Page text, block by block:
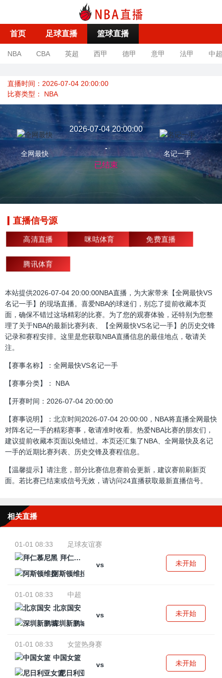
首页 足球直播 篮球直播
NBA CBA 英超 西甲 德甲 意甲 法甲 中超
直播时间：2026-07-04 20:00:00
比赛类型： NBA
全网最快
2026-07-04 20:00:00
-
已结束
名记一手
直播信号源
高清直播 咪咕体育 免费直播
腾讯体育
本站提供2026-07-04 20:00:00NBA直播，为大家带来【全网最快VS
名记一手】的现场直播。喜爱NBA的球迷们，别忘了提前收藏本页
面，确保不错过这场精彩的比赛。为了您的观赛体验，还特别为您整
理了关于NBA的最新比赛列表、【全网最快VS名记一手】的历史交锋
记录和赛程安排。这里是您获取NBA直播信息的最佳地点，敬请关
注。
【赛事名称】：全网最快VS名记一手
【赛事分类】： NBA
【开赛时间：2026-07-04 20:00:00
【赛事说明】：北京时间2026-07-04 20:00:00，NBA将直播全网最快
对阵名记一手的精彩赛事，敬请准时收看。热爱NBA比赛的朋友们，
建议提前收藏本页面以免错过。本页还汇集了NBA、全网最快及名记
一手的近期比赛列表、历史交锋及赛程信息。
【温馨提示】请注意，部分比赛信息赛前会更新，建议赛前刷新页
面。若比赛已结束或信号无效，请访问24直播获取最新直播信号。
相关直播
01-01 08:33
足球友谊赛
拜仁慕尼黑
vs
阿斯顿维拉
未开始
01-01 08:33
中超
北京国安
vs
深圳新鹏城
未开始
01-01 08:33
女篮热身赛
中国女篮
vs
尼日利亚女篮
未开始